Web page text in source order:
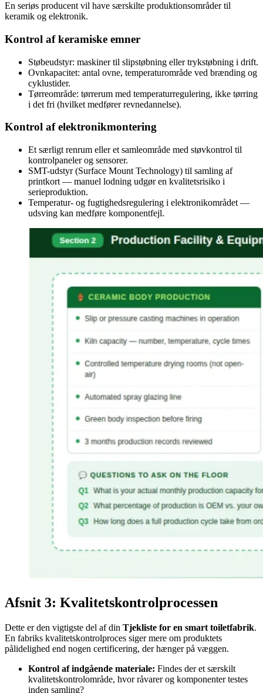
En seriøs producent vil have særskilte produktionsområder til
keramik og elektronik.
Kontrol af keramiske emner
Støbeudstyr: maskiner til slipstøbning eller trykstøbning i drift.
Ovnkapacitet: antal ovne, temperaturområde ved brænding og
cyklustider.
Tørreområde: tørrerum med temperaturregulering, ikke tørring
i det fri (hvilket medfører revnedannelse).
Kontrol af elektronikmontering
Et særligt renrum eller et samleområde med støvkontrol til
kontrolpaneler og sensorer.
SMT-udstyr (Surface Mount Technology) til samling af
printkort — manuel lodning udgør en kvalitetsrisiko i
serieproduktion.
Temperatur- og fugtighedsregulering i elektronikområdet —
udsving kan medføre komponentfejl.
Afsnit 3: Kvalitetskontrolprocessen
Dette er den vigtigste del af din Tjekliste for en smart toiletfabrik.
En fabriks kvalitetskontrolproces siger mere om produktets
pålidelighed end nogen certificering, der hænger på væggen.
Kontrol af indgående materiale: Findes der et særskilt
kvalitetskontrolområde, hvor råvarer og komponenter testes
inden samling?